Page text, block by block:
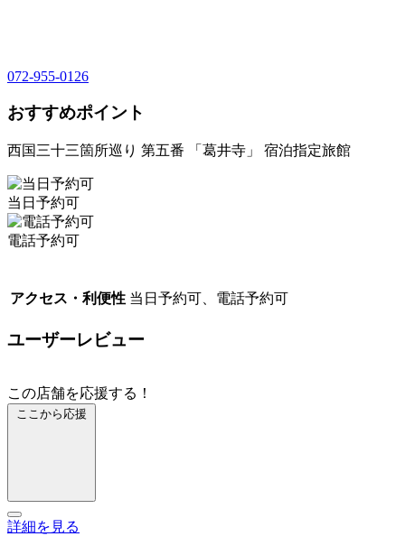
072-955-0126
おすすめポイント
西国三十三箇所巡り 第五番 「葛井寺」 宿泊指定旅館
当日予約可
電話予約可
アクセス・利便性 当日予約可、電話予約可
ユーザーレビュー
この店舗を応援する！
ここから応援
詳細を見る